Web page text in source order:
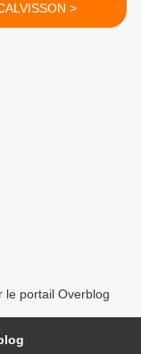
CALVISSON >
le portail Overblog